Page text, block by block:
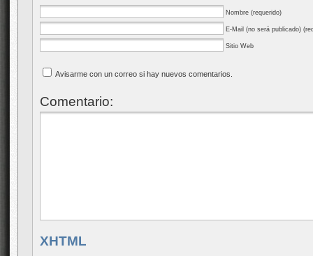
Nombre (requerido)
E-Mail (no será publicado)
Sitio Web
Avisarme con un correo si hay nuevos comentarios.
Comentario:
XHTML